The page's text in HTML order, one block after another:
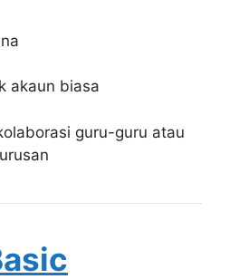
akaun biasa
guru-guru atau